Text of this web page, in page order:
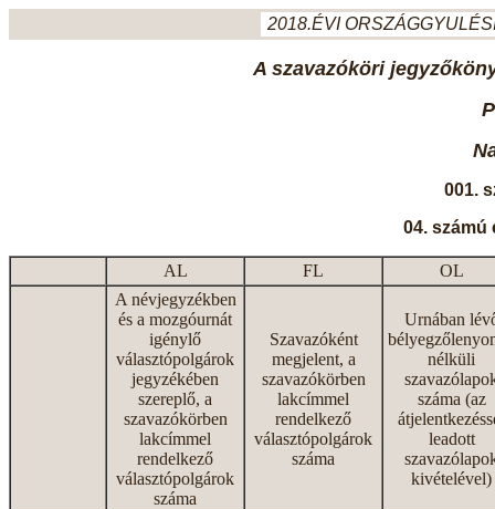
2018.ÉVI
A szavazóköri
001.
04. számú
AL FL
OL
A névjegyzékben
és a mozgóurnát
igénylő
választópolgárok
jegyzékében
szereplő, a
szavazókörben
lakcímmel
rendelkező
választópolgárok
száma
Szavazóként
megjelent, a
szavazókörben
lakcímmel
rendelkező
választópolgárok
száma
Urnában
nélküli
száma (az
leadott
kivételével)